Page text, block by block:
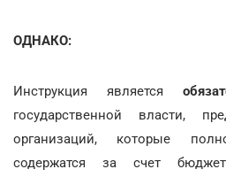
ОДНАКО:
Инструкция является
государственной власти,
организаций, которые
содержатся за счет